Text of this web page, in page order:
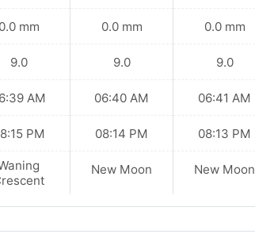
0.0 mm
9.0
AM
PM
0.0 mm
9.0
06:40 AM
08:14 PM
New Moon
0.0 mm
9.0
06:41 AM
08:13 PM
New Moon